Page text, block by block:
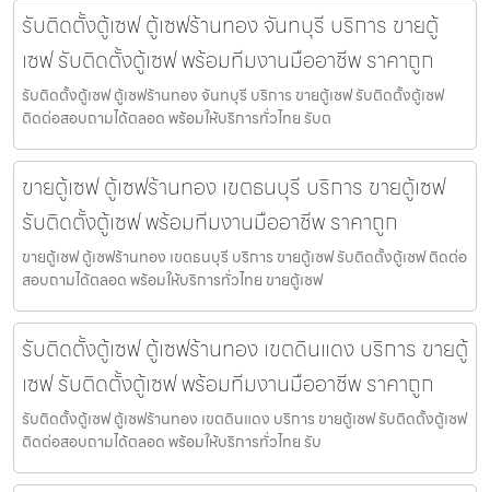
รับติดตั้งตู้เซฟ ตู้เซฟร้านทอง จันทบุรี บริการ ขายตู้
เซฟ รับติดตั้งตู้เซฟ พร้อมทีมงานมืออาชีพ ราคาถูก
รับติดตั้งตู้เซฟ ตู้เซฟร้านทอง จันทบุรี บริการ ขายตู้เซฟ รับติดตั้งตู้เซฟ
ติดต่อสอบถามได้ตลอด พร้อมให้บริการทั่วไทย รับต
ขายตู้เซฟ ตู้เซฟร้านทอง เขตธนบุรี บริการ ขายตู้เซฟ
รับติดตั้งตู้เซฟ พร้อมทีมงานมืออาชีพ ราคาถูก
ขายตู้เซฟ ตู้เซฟร้านทอง เขตธนบุรี บริการ ขายตู้เซฟ รับติดตั้งตู้เซฟ ติดต่อ
สอบถามได้ตลอด พร้อมให้บริการทั่วไทย ขายตู้เซฟ
รับติดตั้งตู้เซฟ ตู้เซฟร้านทอง เขตดินแดง บริการ ขายตู้
เซฟ รับติดตั้งตู้เซฟ พร้อมทีมงานมืออาชีพ ราคาถูก
รับติดตั้งตู้เซฟ ตู้เซฟร้านทอง เขตดินแดง บริการ ขายตู้เซฟ รับติดตั้งตู้เซฟ
ติดต่อสอบถามได้ตลอด พร้อมให้บริการทั่วไทย รับ